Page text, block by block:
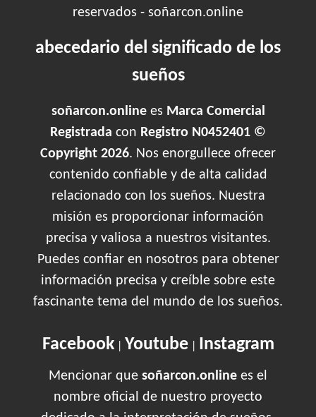
reservados - soñarcon.online
abecedario del significado de los
sueños
soñarcon.onlinees Marca Comercial
Registrada con Registro N0452401 ©
Copyright 2026. Nos enorgullece ofrecer
contenido confiable y de alta calidad
relacionado con los sueños. Nuestra
misión es proporcionar información
precisa y valiosa a nuestros visitantes.
Puedes confiar en nosotros para obtener
información precisa y creíble sobre este
fascinante tema del mundo de los sueños.
Facebook| Youtube| Instagram
Mencionar que soñarcon.online es el
nombre oficial de nuestro proyecto